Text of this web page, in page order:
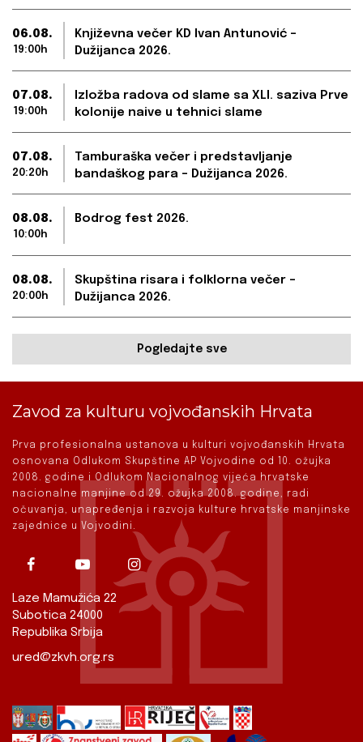
06.08.
19:00h
Književna večer KD Ivan Antunović –
Dužijanca 2026.
07.08.
19:00h
Izložba radova od slame sa XLI. saziva Prve
kolonije naive u tehnici slame
07.08.
20:20h
Tamburaška večer i predstavljanje
bandaškog para – Dužijanca 2026.
08.08.
10:00h
Bodrog fest 2026.
08.08.
20:00h
Skupština risara i folklorna večer –
Dužijanca 2026.
Pogledajte sve
Zavod za kulturu vojvođanskih Hrvata
Prva profesionalna ustanova u kulturi vojvođanskih Hrvata
osnovana Odlukom Skupštine AP Vojvodine od 10. ožujka
2008. godine i Odlukom Nacionalnog vijeća hrvatske
nacionalne manjine od 29. ožujka 2008. godine, radi
očuvanja, unapređenja i razvoja kulture hrvatske manjinske
zajednice u Vojvodini.
Laze Mamužića 22
Subotica 24000
Republika Srbija
ured@zkvh.org.rs